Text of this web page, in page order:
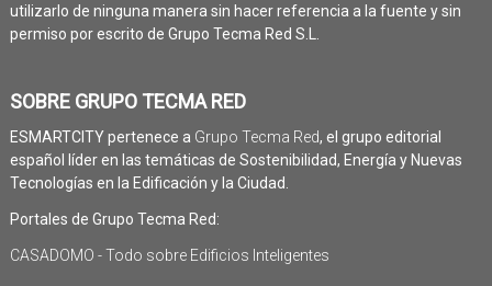
utilizarlo de ninguna manera sin hacer referencia a la fuente y sin
permiso por escrito de Grupo Tecma Red S.L.
SOBRE GRUPO TECMA RED
ESMARTCITY pertenece a Grupo Tecma Red, el grupo editorial
español líder en las temáticas de Sostenibilidad, Energía y Nuevas
Tecnologías en la Edificación y la Ciudad.
Portales de Grupo Tecma Red:
CASADOMO - Todo sobre Edificios Inteligentes